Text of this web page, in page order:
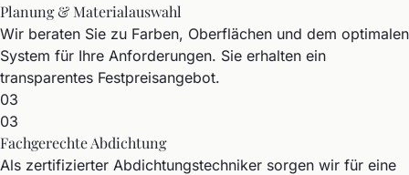
Planung & Materialauswahl
Wir beraten Sie zu Farben, Oberflächen und dem optimalen
System für Ihre Anforderungen. Sie erhalten ein
transparentes Festpreisangebot.
03
03
Fachgerechte Abdichtung
Als zertifizierter Abdichtungstechniker sorgen wir für eine